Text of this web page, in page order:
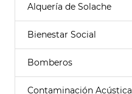
Alquería de Solache
Bienestar Social
Bomberos
Contaminación Acústica